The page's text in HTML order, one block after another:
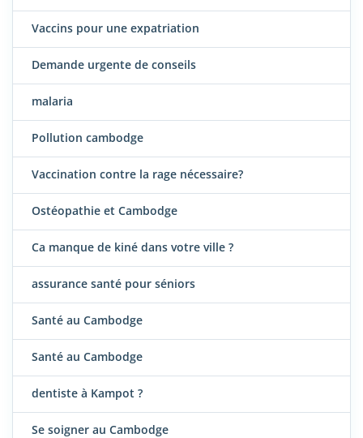
Vaccins pour une expatriation
Demande urgente de conseils
malaria
Pollution cambodge
Vaccination contre la rage nécessaire?
Ostéopathie et Cambodge
Ca manque de kiné dans votre ville ?
assurance santé pour séniors
Santé au Cambodge
Santé au Cambodge
dentiste à Kampot ?
Se soigner au Cambodge